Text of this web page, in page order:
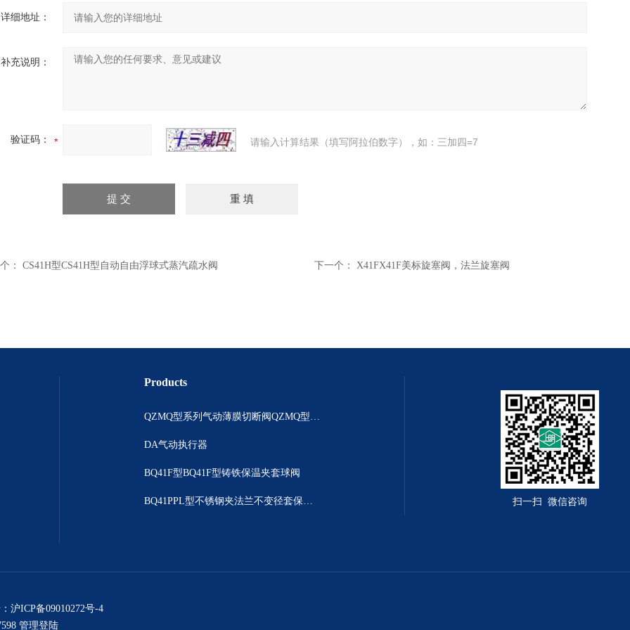
详细地址：
补充说明：
验证码： 请输入计算结果（填写阿拉伯数字），如：三加四=7
： CS41H型CS41H型自动自由浮球式蒸汽疏水阀 下一个： X41FX41F美标旋塞阀，法兰旋塞阀
Products
QZMQ型系列气动薄膜切断阀QZMQ型系列气动薄膜切断阀
DA气动执行器
BQ41F型BQ41F型铸铁保温夹套球阀
BQ41PPL型不锈钢夹法兰不变径套保温球阀 扫一扫 微信咨询
沪ICP备09010272号-4
管理登陆